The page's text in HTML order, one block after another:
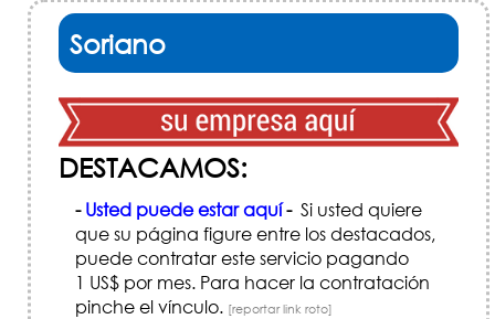
Soriano
DESTACAMOS:
- Usted puede estar aquí-Si usted quiere
que su página figure entre los destacados,
puede contratar este servicio pagando
1 US$ por mes. Para hacer la contratación
pinche el vínculo. [reportar link roto]